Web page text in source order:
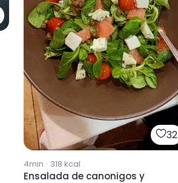
32
4min · 318 kcal
Ensalada de canonigos y